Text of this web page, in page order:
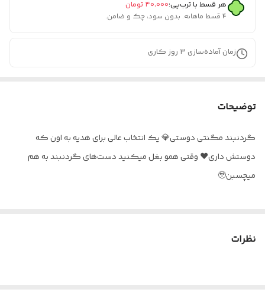
هر قسط با ترب‌پی:۴۰٬۰۰۰ تومان
۴ قسط ماهانه. بدون سود، چک و ضامن.
زمان آماده‌سازی 3 روز کاری
توضیحات
گردنبند مگنتی دوستی💎 یک انتخاب عالی برای هدیه به اون که
دوستش داری❤️ وقتی همو بغل میکنید دست‌های گردنبند به هم
میچسبن🥹
نظرات